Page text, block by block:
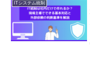
ITシステム統制